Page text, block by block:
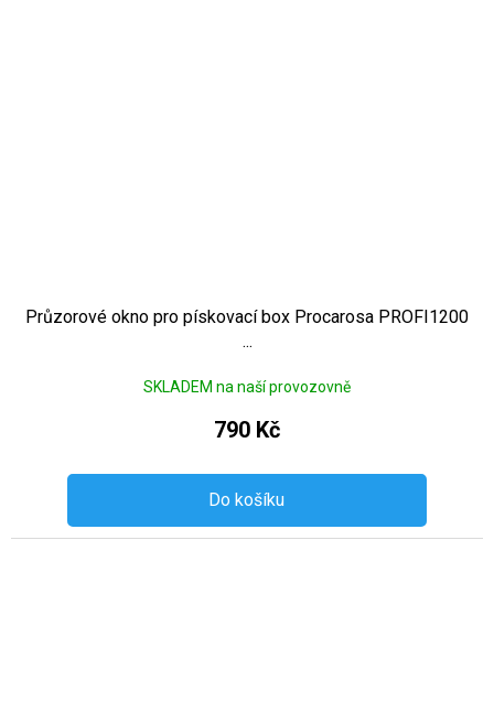
Průzorové okno pro pískovací box Procarosa PROFI1200
...
SKLADEM na naší provozovně
790 Kč
Do košíku